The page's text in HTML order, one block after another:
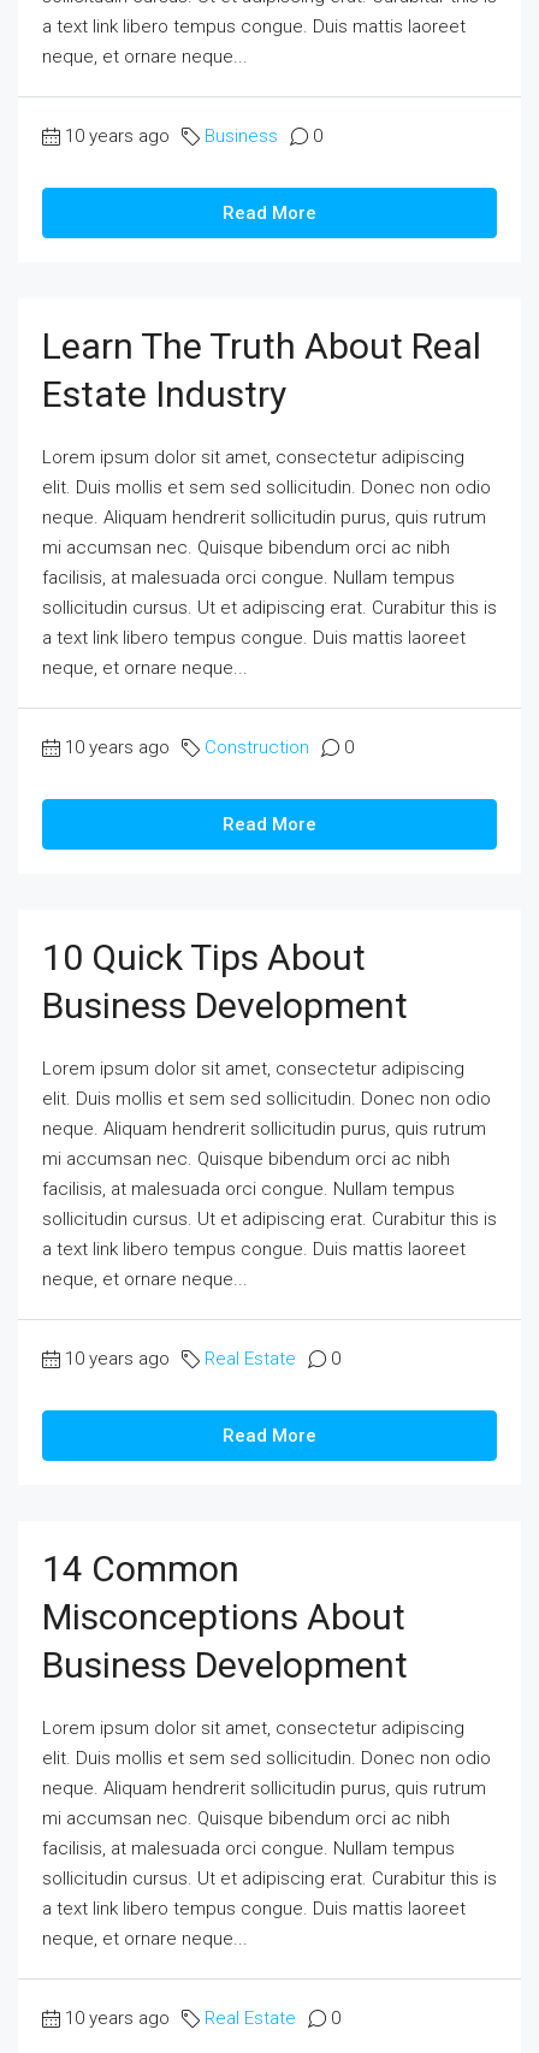
a text link libero tempus congue. Duis mattis laoreet
neque, et ornare neque...
10 years ago Business 0
Read More
Learn The Truth About Real
Estate Industry
Lorem ipsum dolor sit amet, consectetur adipiscing
elit. Duis mollis et sem sed sollicitudin. Donec non odio
neque. Aliquam hendrerit sollicitudin purus, quis rutrum
mi accumsan nec. Quisque bibendum orci ac nibh
facilisis, at malesuada orci congue. Nullam tempus
sollicitudin cursus. Ut et adipiscing erat. Curabitur this is
a text link libero tempus congue. Duis mattis laoreet
neque, et ornare neque...
10 years ago Construction 0
Read More
10 Quick Tips About
Business Development
Lorem ipsum dolor sit amet, consectetur adipiscing
elit. Duis mollis et sem sed sollicitudin. Donec non odio
neque. Aliquam hendrerit sollicitudin purus, quis rutrum
mi accumsan nec. Quisque bibendum orci ac nibh
facilisis, at malesuada orci congue. Nullam tempus
sollicitudin cursus. Ut et adipiscing erat. Curabitur this is
a text link libero tempus congue. Duis mattis laoreet
neque, et ornare neque...
10 years ago Real Estate 0
Read More
14 Common
Misconceptions About
Business Development
Lorem ipsum dolor sit amet, consectetur adipiscing
elit. Duis mollis et sem sed sollicitudin. Donec non odio
neque. Aliquam hendrerit sollicitudin purus, quis rutrum
mi accumsan nec. Quisque bibendum orci ac nibh
facilisis, at malesuada orci congue. Nullam tempus
sollicitudin cursus. Ut et adipiscing erat. Curabitur this is
a text link libero tempus congue. Duis mattis laoreet
neque, et ornare neque...
10 years ago Real Estate 0